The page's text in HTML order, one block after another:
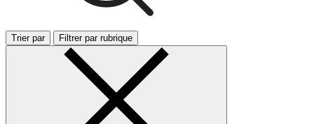
Trier par Filtrer par rubrique